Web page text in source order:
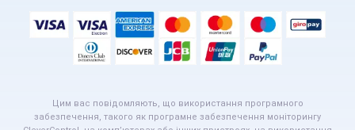
Цим вас повідомляють, що використання програмного
забезпечення, такого як програмне забезпечення моніторингу